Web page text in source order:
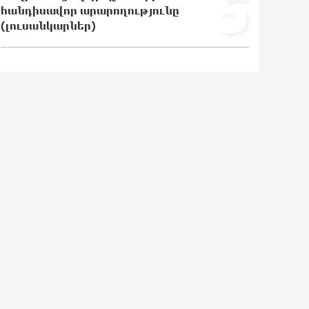
Վրաստանում պետական ​​
պաշտոնյային կաշառելու փորձի
հանդիսավոր արարողությունը
(լուսանկարներ)